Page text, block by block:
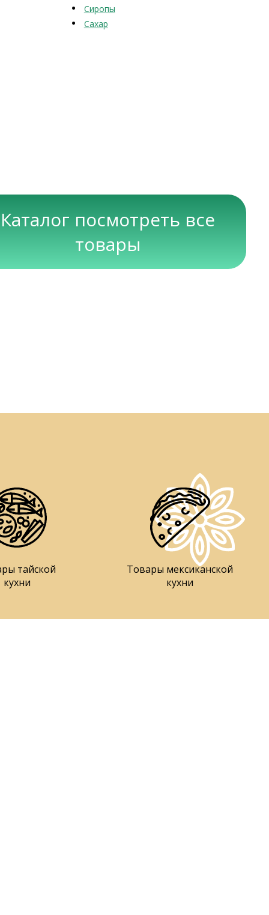
Сиропы
Сахар
Каталог посмотреть все
товары
тайской
кухни
Товары мексиканской
кухни